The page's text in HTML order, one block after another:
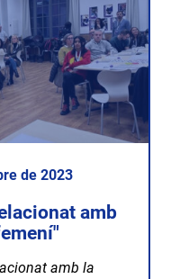
de 2023
amb
amb la